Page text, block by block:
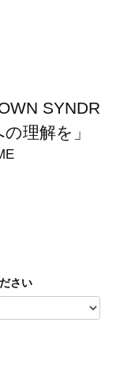
SYNDR
理解を」
さい